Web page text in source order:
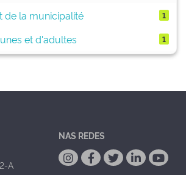
la municipalité
1
et d'adultes 1
A
NAS REDES